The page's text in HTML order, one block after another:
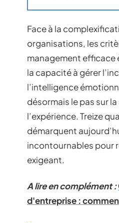
Face à la
organisations, les
management efficace
la capacité à gérer
l’intelligence
désormais le pas sur
l’expérience. Treize
démarquent
incontournables pour
exigeant.
A lire en complément :
d'entreprise :